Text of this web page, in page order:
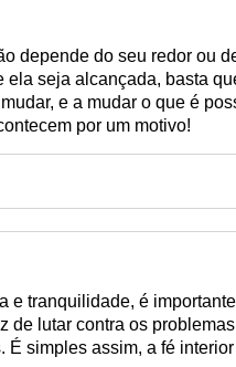
depende do seu redor ou
seja alcançada, basta
e a mudar o que é
por um motivo!
e tranquilidade, é
de lutar contra os
É simples assim, a fé